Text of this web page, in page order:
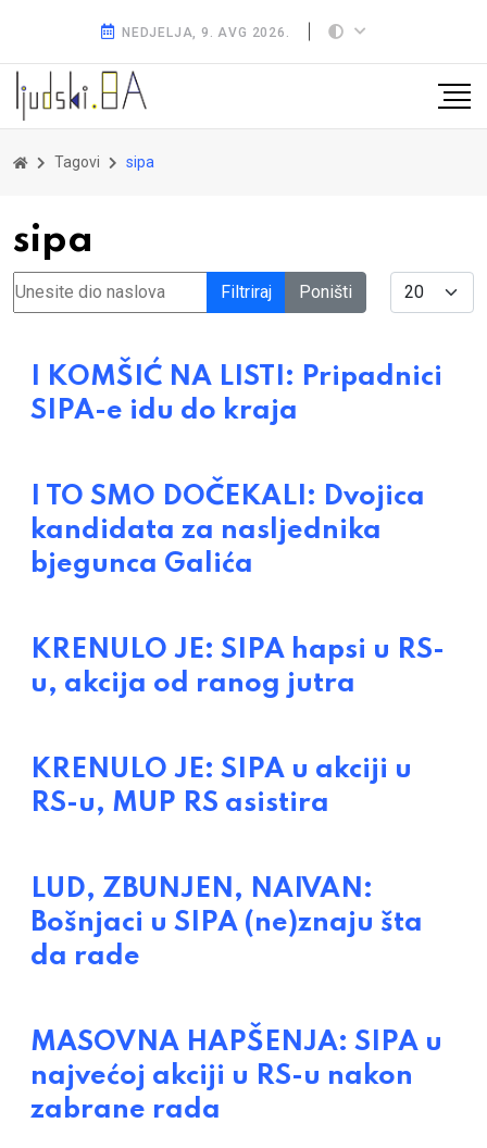
NEDJELJA, 9. AVG 2026.
Tagovi sipa
sipa
Unesite dio naslova Filtriraj Poništi Display #
I KOMŠIĆ NA LISTI: Pripadnici
SIPA-e idu do kraja
I TO SMO DOČEKALI: Dvojica
kandidata za nasljednika
bjegunca Galića
KRENULO JE: SIPA hapsi u RS-
u, akcija od ranog jutra
KRENULO JE: SIPA u akciji u
RS-u, MUP RS asistira
LUD, ZBUNJEN, NAIVAN:
Bošnjaci u SIPA (ne)znaju šta
da rade
MASOVNA HAPŠENJA: SIPA u
najvećoj akciji u RS-u nakon
zabrane rada